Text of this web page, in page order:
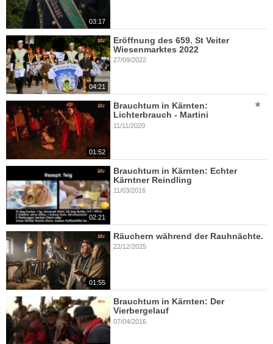
03:17
04:21
Eröffnung des 659. St Veiter
Wiesenmarktes 2022
27/09/2022
01:52
Brauchtum in Kärnten:
Lichterbrauch - Martini
11/11/2020
02:21
Brauchtum in Kärnten: Echter
Kärntner Reindling
11/03/2016
01:55
Räuchern während der Rauhnächte.
22/12/2025
Brauchtum in Kärnten: Der
Vierbergelauf
07/04/2016